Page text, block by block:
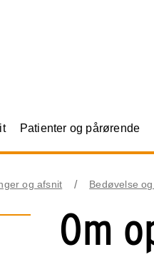
Patienter og pårørende
og afsnit Bedøvelse
Om